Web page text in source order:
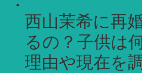
西山茉希に再
るの？子供は
理由や現在を